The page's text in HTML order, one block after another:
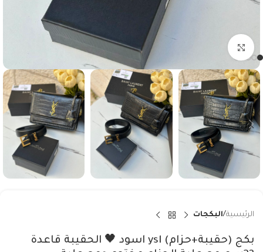
الرئيسية البكجات
بكج (حقيبة+حزام) ysl اسود 🖤 الحقيبة قاعدة